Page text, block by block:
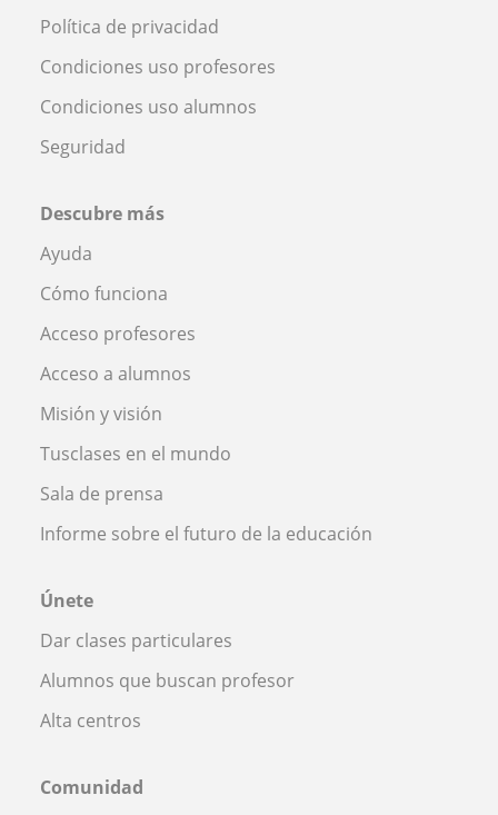
Política de privacidad
Condiciones uso profesores
Condiciones uso alumnos
Seguridad
Descubre más
Ayuda
Cómo funciona
Acceso profesores
Acceso a alumnos
Misión y visión
Tusclases en el mundo
Sala de prensa
Informe sobre el futuro de la educación
Únete
Dar clases particulares
Alumnos que buscan profesor
Alta centros
Comunidad